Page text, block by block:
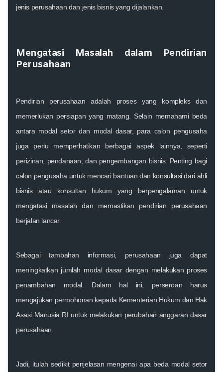
jenis perusahaan dan jenis bisnis yang dijalankan.
Mengatasi Masalah dalam Pendirian
Perusahaan
Pendirian perusahaan adalah proses yang kompleks dan
memerlukan persiapan yang matang. Selain memahami beda
antara modal setor dan modal dasar, para calon pengusaha
juga perlu memperhatikan berbagai aspek lainnya, seperti
perizinan, pendanaan, dan pengembangan bisnis. Penting bagi
calon pengusaha untuk mencari bantuan dan konsultasi dari ahli
bisnis atau konsultan hukum yang berpengalaman untuk
mengatasi masalah dan memastikan pendirian perusahaan
berjalan lancar.
Sebagai tambahan informasi, perusahaan juga dapat
meningkatkan jumlah modal dasar dengan melakukan proses
penambahan modal. Dalam hal ini, perseroan harus
mengajukan permohonan kepada Kementerian Hukum dan Hak
Asasi Manusia RI untuk melakukan perubahan anggaran dasar
perusahaan.
Jadi, itulah sedikit penjelasan mengenai apa beda modal setor